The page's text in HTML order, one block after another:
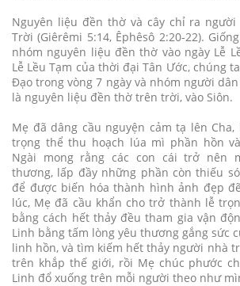
Nguyên liệu đền thờ và cây chỉ ra
Trời (Giêrêmi 5:14, Êphêsô 2:20-22).
nhóm nguyên liệu đền thờ vào ngày Lễ
Lễ Lều Tạm của thời đại Tân Ước, chúng
Đạo trong vòng 7 ngày và nhóm người
là nguyên liệu đền thờ trên trời, vào Siôn.
Mẹ đã dâng cầu nguyện cảm tạ lên
trọng thể thu hoạch lúa mì phần hồn
Ngài mong rằng các con cái trở nên
thương, lấp đầy những phần còn thiếu
để được biến hóa thành hình ảnh đẹp
lúc, Mẹ đã cầu khẩn cho trở thành lễ
bằng cách hết thảy đều tham gia vận
Linh bằng tấm lòng yêu thương gắng sức
linh hồn, và tìm kiếm hết thảy người nhà
trên khắp thế giới, rồi Mẹ chúc phước
Linh đổ xuống trên mỗi người theo như